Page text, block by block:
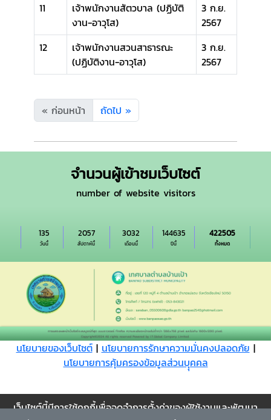
11
เจ้าพนักงานสัตวบาล (ปฏิบัติ
งาน-อาวุโส)
3 ก.ย.
2567
12
เจ้าพนักงานสวนสาธารณะ
(ปฏิบัติงาน-อาวุโส)
3 ก.ย.
2567
« ก่อนหน้า ถัดไป »
จำนวนผู้เข้าชมเว็บไซต์
number of website visitors
วันนี้
135
สัปดาห์นี้
2057
เดือนนี้
3032
ปีนี้
144635
ทั้งหมด
422505
นโยบายของเว็บไซต์| นโยบายการรักษาความมั่นคงปลอดภัย |
นโยบายการคุ้มครองข้อมูลส่วนบุุคคล
Cookie
เว็บไซต์นี้มีการใช้คุกกี้เพื่อจดจำการตั้งค่าของผู้ใช้งานและพัฒนา